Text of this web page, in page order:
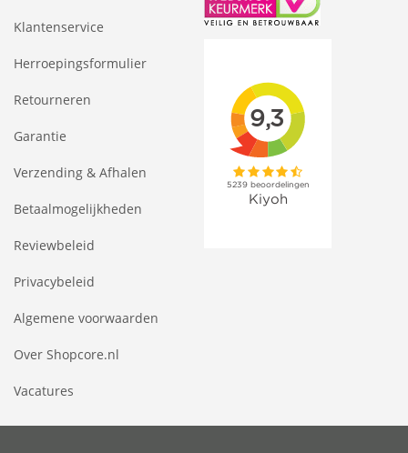
Klantenservice
Herroepingsformulier
Retourneren
Garantie
Verzending & Afhalen
Betaalmogelijkheden
Reviewbeleid
Privacybeleid
Algemene voorwaarden
Over Shopcore.nl
Vacatures